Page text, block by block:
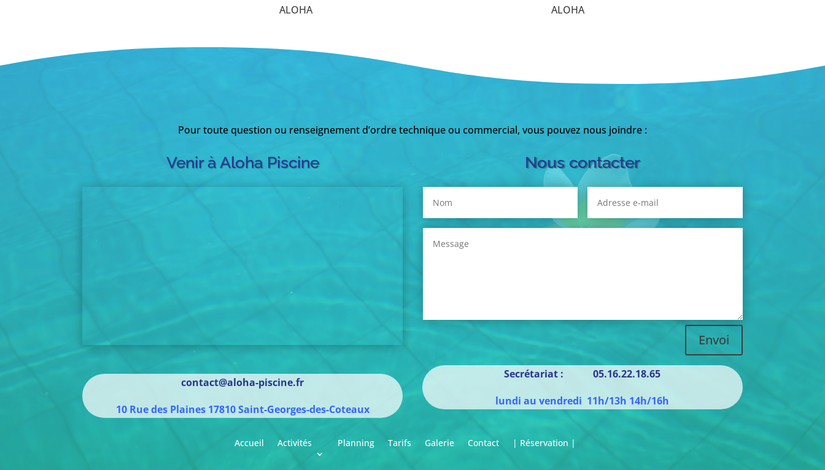
ALOHA
ALOHA
Pour toute question ou renseignement d’ordre technique ou commercial, vous pouvez nous joindre :
Venir à Aloha Piscine
contact@aloha-piscine.fr
10 Rue des Plaines 17810Saint-Georges-des-Coteaux
Nous contacter
Envoi
Secrétariat : 05.16.22.18.65
lundi au vendredi 11h/13h 14h/16h
Accueil Activités Planning Tarifs Galerie Contact | Réservation |